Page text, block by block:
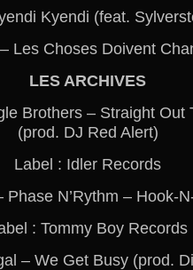
Kyendi (feat.
Les Choses Doivent
LES ARCHIVES
Brothers – Straight Out
(prod. DJ Red Alert)
Label : Idler Records
Phase N’Rythm – Hook-
: Tommy Boy Records
– We Get Busy (prod.